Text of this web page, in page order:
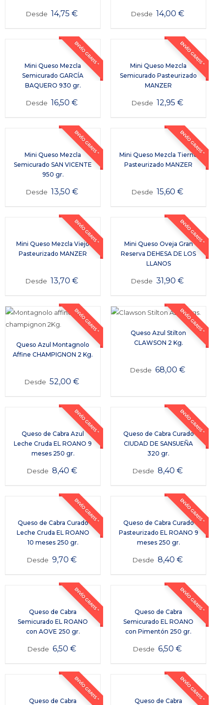
Desde 14,75€ Desde 14,00 €
ENVÍO GRATIS *
Mini Queso Mezcla
Semicurado GARCÍA
BAQUERO 930 gr.
Desde 16,50€
ENVÍO GRATIS *
Mini Queso Mezcla
Semicurado Pasteurizado
MANZER
Desde 12,95€
ENVÍO GRATIS *
Mini Queso Mezcla
Semicurado SAN VICENTE
950 gr.
Desde 13,50 €
ENVÍO GRATIS *
Mini Queso Mezcla Tierno
Pasteurizado MANZER
Desde 15,60€
ENVÍO GRATIS *
Mini Queso Mezcla Viejo
Pasteurizado MANZER
Desde 13,70€
ENVÍO GRATIS *
Mini Queso Oveja Gran
Reserva DEHESA DE LOS
LLANOS
Desde 31,90€
ENVÍO GRATIS *
Queso Azul Montagnolo
Affine CHAMPIGNON 2 Kg.
Desde 52,00€
ENVÍO GRATIS *
Queso Azul Stilton
CLAWSON 2 Kg.
Desde 68,00 €
ENVÍO GRATIS *
Queso de Cabra Azul
Leche Cruda EL ROANO 9
meses 250 gr.
Desde 8,40 €
ENVÍO GRATIS *
Queso de Cabra Curado
CIUDAD DE SANSUEÑA
320 gr.
Desde 8,40 €
ENVÍO GRATIS *
Queso de Cabra Curado
Leche Cruda EL ROANO
10 meses 250 gr.
Desde 9,70€
ENVÍO GRATIS *
Queso de Cabra Curado
Pasteurizado EL ROANO 9
meses 250 gr.
Desde 8,40 €
ENVÍO GRATIS *
Queso de Cabra
Semicurado EL ROANO
con AOVE 250 gr.
Desde 6,50€
ENVÍO GRATIS *
Queso de Cabra
Semicurado EL ROANO
con Pimentón 250 gr.
Desde 6,50€
ENVÍO GRATIS *
Queso de Cabra
ENVÍO GRATIS *
Queso de Cabra